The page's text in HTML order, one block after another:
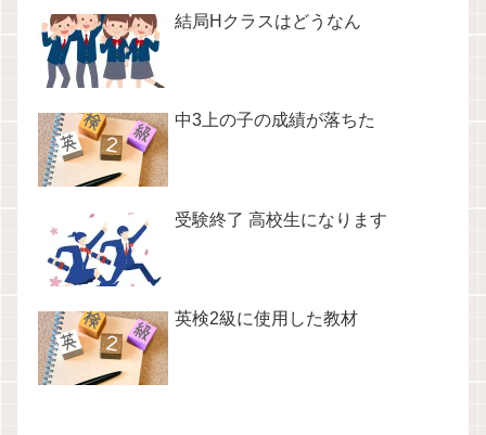
結局Hクラスはどうなん
中3上の子の成績が落ちた
受験終了 高校生になります
英検2級に使用した教材